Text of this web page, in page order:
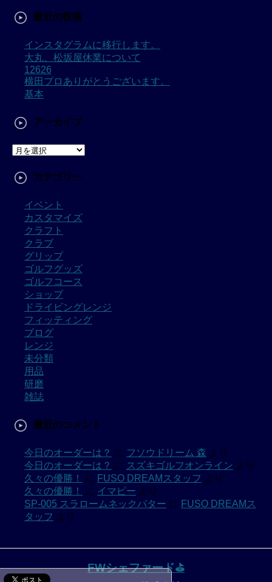
最近の投稿
インスタグラムに移行します。
大丸、松坂屋休業について
12626
横田プロありがとうございます。
基本
アーカイブ
カテゴリー
イベント
カスタマイズ
クラフト
クラブ
グリップ
ゴルフグッズ
ゴルフコース
ショップ
ドライビングレンジ
フィッティング
ブログ
レンジ
未分類
用品
研磨
雑誌
最近のコメント
今日のオーダーは？ に フソウドリーム 森 より
今日のオーダーは？ に スズキゴルフオンライン より
久々の優勝！
に FUSO DREAMスタッフ より
久々の優勝！
に イマピー より
SP-005 スラロームネックパター に FUSO DREAMス
タッフ より
FWシェファード⛳️